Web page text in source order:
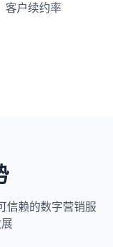
客户续约率
信赖的数字营销服